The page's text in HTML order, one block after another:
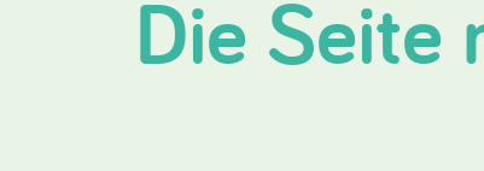
Die Seite